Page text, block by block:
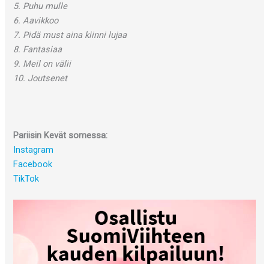
5. Puhu mulle
6. Aavikkoo
7. Pidä must aina kiinni lujaa
8. Fantasiaa
9. Meil on välii
10. Joutsenet
Pariisin Kevät somessa:
Instagram
Facebook
TikTok